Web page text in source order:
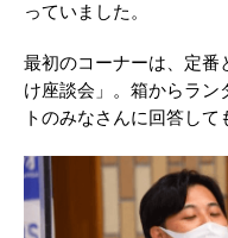
っていました。
最初のコーナーは、定番
け座談会」。箱からラン
トのみなさんに回答して